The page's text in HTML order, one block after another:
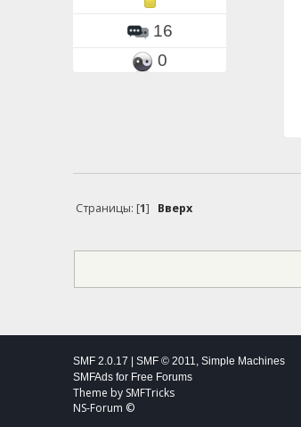
16
0
Страницы: [1] Вверх
SMF 2.0.17 |SMF © 2011 ,Simple Machines
SMFAds for Free Forums
Theme by SMFTricks
NS-Forum ©